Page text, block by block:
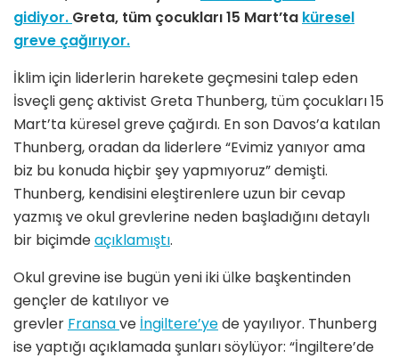
gidiyor. Greta, tüm çocukları 15 Mart’ta küresel
greve çağırıyor.
İklim için liderlerin harekete geçmesini talep eden
İsveçli genç aktivist Greta Thunberg, tüm çocukları 15
Mart’ta küresel greve çağırdı. En son Davos’a katılan
Thunberg, oradan da liderlere “Evimiz yanıyor ama
biz bu konuda hiçbir şey yapmıyoruz” demişti.
Thunberg, kendisini eleştirenlere uzun bir cevap
yazmış ve okul grevlerine neden başladığını detaylı
bir biçimdeaçıklamıştı.
Okul grevine ise bugün yeni iki ülke başkentinden
gençler de katılıyor ve
grevler Fransave İngiltere’yede yayılıyor. Thunberg
ise yaptığı açıklamada şunları söylüyor: “İngiltere’de